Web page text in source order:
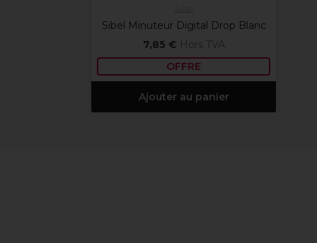
Sibel Minuteur Digital Drop Blanc
7,85 € Hors TVA
OFFRE
Ajouter au panier